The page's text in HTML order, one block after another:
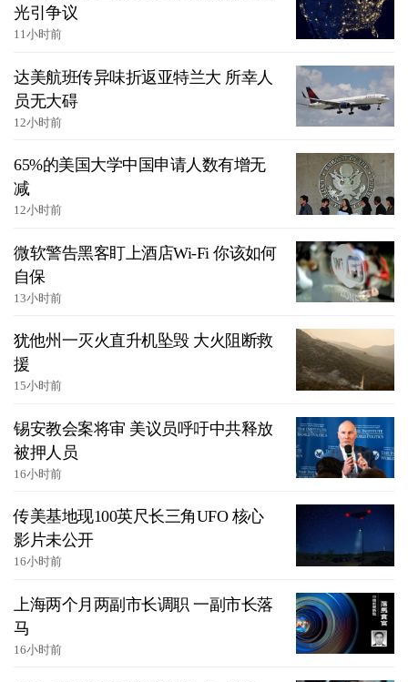
光引争议
11小时前
达美航班传异味折返亚特兰大 所幸人
员无大碍
12小时前
65%的美国大学中国申请人数有增无
减
12小时前
微软警告黑客盯上酒店Wi-Fi 你该如何
自保
13小时前
犹他州一灭火直升机坠毁 大火阻断救
援
15小时前
锡安教会案将审 美议员呼吁中共释放
被押人员
16小时前
传美基地现100英尺长三角UFO 核心
影片未公开
16小时前
上海两个月两副市长调职 一副市长落
马
16小时前